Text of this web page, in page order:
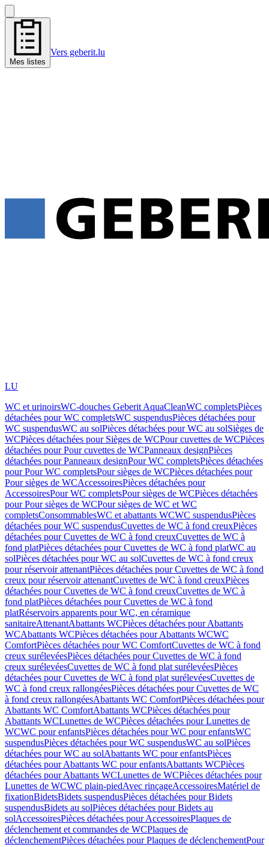
Mes listes
Vers geberit.lu
LU
WC et urinoirsWC-douches Geberit AquaCleanWC completsPièces
détachées pour WC completsWC suspendusPièces détachées pour
WC suspendusWC au solPièces détachées pour WC au solSièges de
WCPièces détachées pour Sièges de WCPour cuvettes de WCPièces
détachées pour Pour cuvettes de WCPanneaux designPièces
détachées pour Panneaux designPour WC completsPièces détachées
pour Pour WC completsPour sièges de WCPièces détachées pour
Pour sièges de WCAccessoiresPièces détachées pour
AccessoiresPour WC completsPour sièges de WCPièces détachées
pour Pour sièges de WCPour sièges de WC et WC
completsConsommablesWC et abattants WCWC suspendusPièces
détachées pour WC suspendusCuvettes de WC à fond creuxPièces
détachées pour Cuvettes de WC à fond creuxCuvettes de WC à
fond platPièces détachées pour Cuvettes de WC à fond platWC au
solPièces détachées pour WC au solCuvettes de WC à fond creux
pour réservoir attenantPièces détachées pour Cuvettes de WC à fond
creux pour réservoir attenantCuvettes de WC à fond creuxPièces
détachées pour Cuvettes de WC à fond creuxCuvettes de WC à
fond platPièces détachées pour Cuvettes de WC à fond
platRéservoirs apparents pour WC, en céramique
sanitaireAttenantAbattants WCPièces détachées pour Abattants
WCAbattants WCPièces détachées pour Abattants WCWC
ComfortPièces détachées pour WC ComfortCuvettes de WC à fond
creux surélevéesPièces détachées pour Cuvettes de WC à fond
creux surélevéesCuvettes de WC à fond plat surélevéesPièces
détachées pour Cuvettes de WC à fond plat surélevéesCuvettes de
WC à fond creux rallongéesPièces détachées pour Cuvettes de WC
à fond creux rallongéesAbattants WC ComfortPièces détachées pour
Abattants WC ComfortAbattants WCPièces détachées pour
Abattants WCLunettes de WCPièces détachées pour Lunettes de
WCWC pour enfantsPièces détachées pour WC pour enfantsWC
suspendusPièces détachées pour WC suspendusWC au solPièces
détachées pour WC au solAbattants WC pour enfantsPièces
détachées pour Abattants WC pour enfantsAbattants WCPièces
détachées pour Abattants WCLunettes de WCPièces détachées pour
Lunettes de WCWC plain-piedAvec rinçageAccessoiresMatériel de
fixationBidetsBidets suspendusPièces détachées pour Bidets
suspendusBidets au solPièces détachées pour Bidets au
solAccessoiresPièces détachées pour AccessoiresPlaques de
déclenchement et commandes de WCPlaques de
déclenchementPièces détachées pour Plaques de déclenchementPour